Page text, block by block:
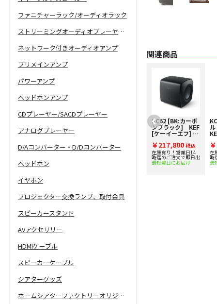
ファニチャーラック/オーディオラック
ストリーミングオーディオプレーヤー/ネットワーク機能付きCDプレーヤー
ネットワーク付きオーディオアンプ
プリメインアンプ
パワーアンプ
ヘッドホンアンプ
CDプレーヤー/SACDプレーヤー
アナログプレーヤー
D/Aコンバーター・D/Dコンバーター
ヘッドホン
イヤホン
プロジェクター交換ランプ、取付金具
スピーカースタンド
AVアクセサリー
HDMIケーブル
スピーカーケーブル
シアターグッズ
ホームシアターファクトリーオリジナル商品
関連商品
ファー
￥188,100
KC62 [BK:カーボ
ンブラック] KEF
[ケーイーエフ] サ
ブウーファー 下取
り査定額20%アッ
プ実施中！
￥217,800 税込
在庫有り！営業日14
時迄のご注文で即日出
最短翌日にお届け 中
在
時
最